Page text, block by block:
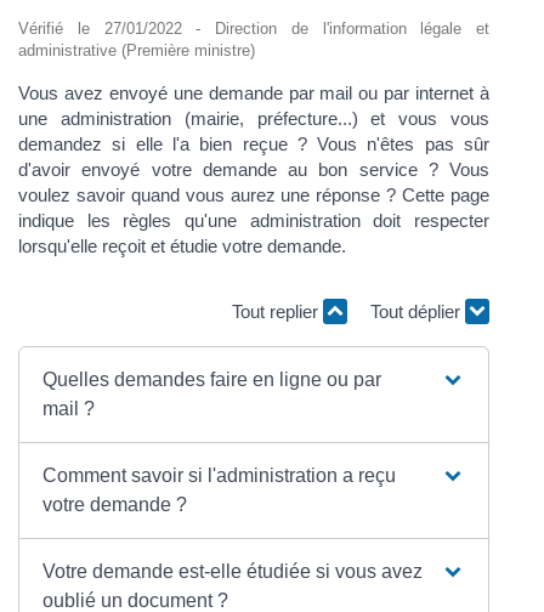
Vérifié le 27/01/2022 - Direction de l'information légale et
administrative (Première ministre)
Vous avez envoyé une demande par mail ou par internet à
une administration (mairie, préfecture...) et vous vous
demandez si elle l'a bien reçue ? Vous n'êtes pas sûr
d'avoir envoyé votre demande au bon service ? Vous
voulez savoir quand vous aurez une réponse ? Cette page
indique les règles qu'une administration doit respecter
lorsqu'elle reçoit et étudie votre demande.
Tout replier Tout déplier
Quelles demandes faire en ligne ou par
mail ?
Comment savoir si l'administration a reçu
votre demande ?
Votre demande est-elle étudiée si vous avez
oublié un document ?